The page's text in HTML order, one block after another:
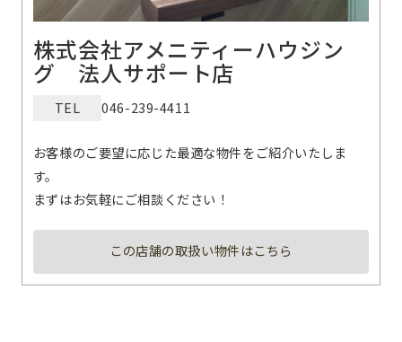
株式会社アメニティーハウジン
グ 法人サポート店
TEL 046-239-4411
お客様のご要望に応じた最適な物件をご紹介いたしま
す。
まずはお気軽にご相談ください！
この店舗の取扱い物件はこちら